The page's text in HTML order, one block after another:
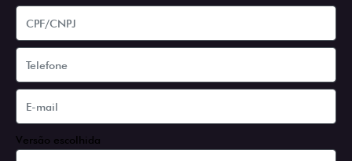
Versão escolhida